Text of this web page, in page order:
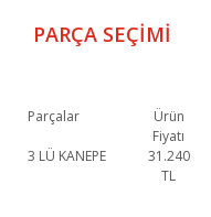
PARÇA SEÇIMI
Parçalar
Ürün
Fiyatı
3 LÜ KANEPE
31.240
TL